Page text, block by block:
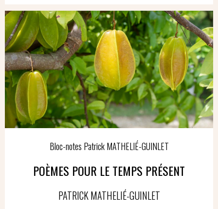
Bloc-notes Patrick MATHELIÉ-GUINLET
POÈMES POUR LE TEMPS PRÉSENT
PATRICK MATHELIÉ-GUINLET